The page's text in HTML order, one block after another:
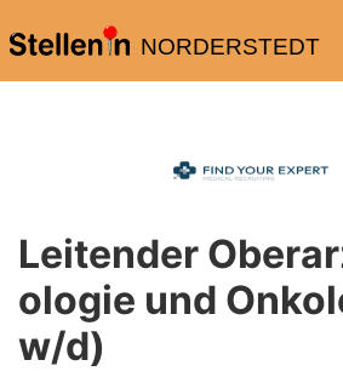
NORDERSTEDT
Leitender
ologie und
w/d)